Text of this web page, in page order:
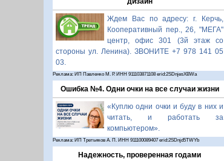
Ждем Вас по адресу: г. Керчь,
Кооперативный пер., 26, "МЕГА"
центр, офис 301 (3й этаж со
стороны ул. Ленина). ЗВОНИТЕ +7 978 141 05
03.
Реклама: ИП Павленко М. Р. ИНН 911103871108 erid:2SDnjesXBWa
Ошибка №4. Одни очки на все случаи жизни
«Куплю одни очки и буду в них и
читать, и работать за
компьютером».
Реклама: ИП Третьяков А. П. ИНН 911100089407 erid:2SDnjd5TWYb
Надежность, проверенная годами